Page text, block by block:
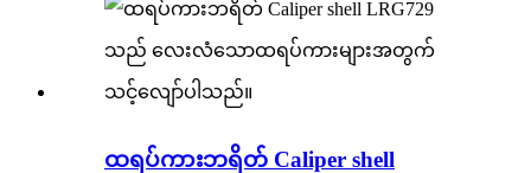
ထရပ်ကားဘရိတ် Caliper shell